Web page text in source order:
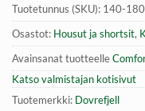
Tuotetunnus (SKU): 140-180
Osastot: Housut ja shortsit,
Avainsanat tuotteelle
Katso valmistajan kotisivut
Tuotemerkki: Dovrefjell